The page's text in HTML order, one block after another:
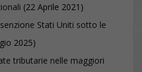
(22 Aprile 2021)
Stati Uniti sotto le
2025)
tributarie nelle maggiori